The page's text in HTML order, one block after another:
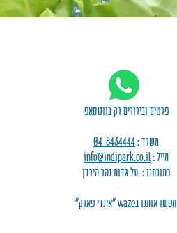
פרטים ובירורים רק בווטסאפ
משרד :04-8434444
מייל :info@indipark.co.il
כתובתנו : על גדות נהר הירדן
חפשו אותנו בwaze "אינדי פארק"